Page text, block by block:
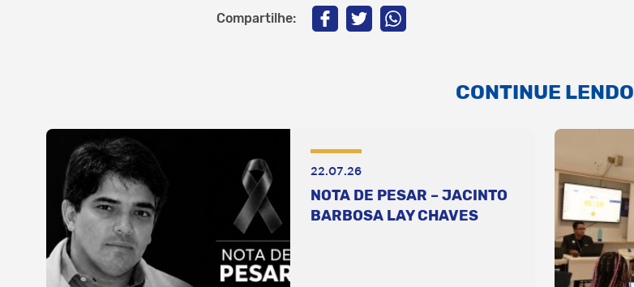
Compartilhe:
CONTINUE LENDO
22.07.26
NOTA DE PESAR – JACINTO
BARBOSA LAY CHAVES